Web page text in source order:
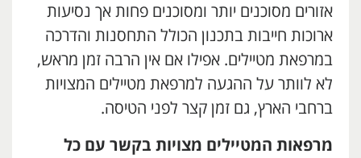
אזורים מסוכנים יותר ומסוכנים פחות אך נסיעות
ארוכות חייבות בתכנון הכולל התחסנות והדרכה
במרפאת מטיילים. אפילו אם אין הרבה זמן מראש,
לא לוותר על ההגעה למרפאת מטיילים המצויות
ברחבי הארץ, גם זמן קצר לפני הטיסה.
מרפאות המטיילים מצויות בקשר עם כל